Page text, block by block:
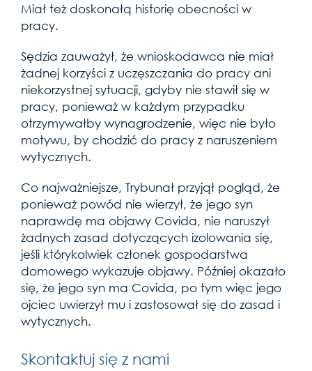
Miał też doskonałą historię obecności w
pracy.
Sędzia zauważył, że wnioskodawca nie miał
żadnej korzyści z uczęszczania do pracy ani
niekorzystnej sytuacji, gdyby nie stawił się w
pracy, ponieważ w każdym przypadku
otrzymywałby wynagrodzenie, więc nie było
motywu, by chodzić do pracy z naruszeniem
wytycznych.
Co najważniejsze, Trybunał przyjął pogląd, że
ponieważ powód nie wierzył, że jego syn
naprawdę ma objawy Covida, nie naruszył
żadnych zasad dotyczących izolowania się,
jeśli którykolwiek członek gospodarstwa
domowego wykazuje objawy. Później okazało
się, że jego syn ma Covida, po tym więc jego
ojciec uwierzył mu i zastosował się do zasad i
wytycznych.
Skontaktuj się z nami